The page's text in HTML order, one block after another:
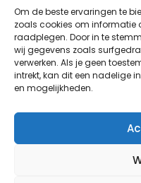
Om de beste ervaringen te
zoals cookies om informatie
raadplegen. Door in te
wij gegevens zoals
verwerken. Als je geen
intrekt, kan dit een nadelige
en mogelijkheden.